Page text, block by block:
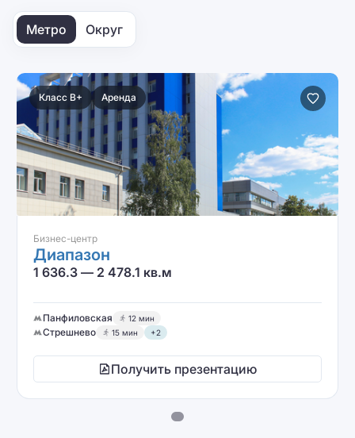
Метро Округ
Класс B+ Аренда
Бизнес-центр
Диапазон
1 636.3 — 2 478.1 кв.м
Панфиловская 12 мин
Стрешнево 15 мин +2
Получить презентацию